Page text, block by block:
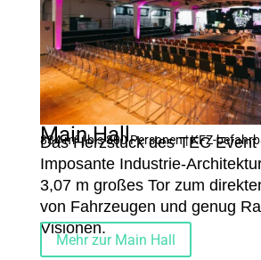
Main Hall
834 m² | bis 800 Personen | KFZ-
Das Herzstück des TEC Event
Imposante Industrie-
3,07 m großes Tor zum
von Fahrzeugen und genug
Visionen.
Mehr zur Main Hall